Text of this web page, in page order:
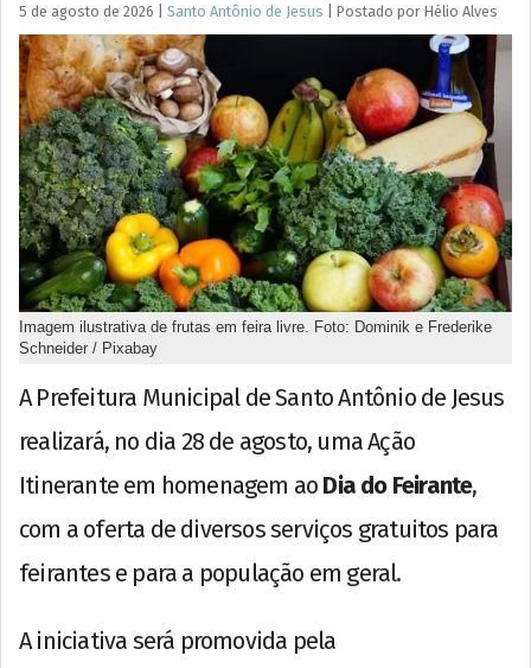
5 de agosto de 2026 Santo Antônio de Jesus Postado por Hélio Alves
Imagem ilustrativa de frutas em feira livre. Foto: Dominik e Frederike
Schneider / Pixabay
A Prefeitura Municipal de Santo Antônio de Jesus
realizará, no dia 28 de agosto, uma Ação
Itinerante em homenagem ao Dia do Feirante,
com a oferta de diversos serviços gratuitos para
feirantes e para a população em geral.
A iniciativa será promovida pela